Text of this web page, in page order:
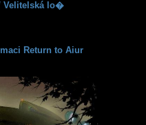
Velitelská lo�
Return to Aiur